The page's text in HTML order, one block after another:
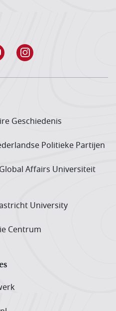
Geschiedenis
Politieke Partijen
Affairs Universiteit
University
Centrum